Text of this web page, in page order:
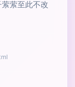
萦至此不改